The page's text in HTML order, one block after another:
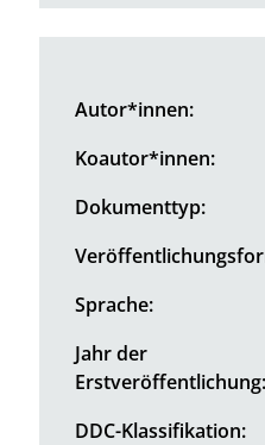
Autor*innen:
Koautor*innen:
Dokumenttyp:
Sprache:
Jahr der
Erstveröffentlichung:
DDC-Klassifikation: